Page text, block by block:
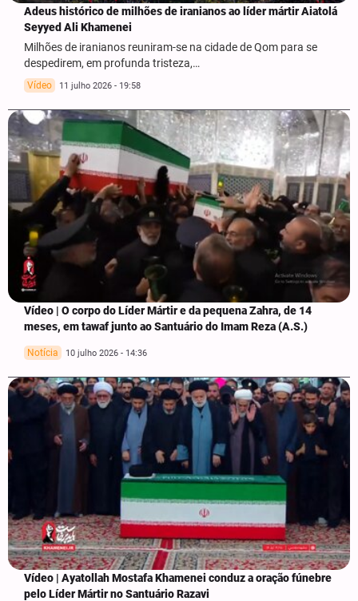
Adeus histórico de milhões de iranianos ao líder mártir Aiatolá
Seyyed Ali Khamenei
Milhões de iranianos reuniram-se na cidade de Qom para se
despedirem, em profunda tristeza,…
Vídeo 11 julho 2026 - 19:58
Vídeo | O corpo do Líder Mártir e da pequena Zahra, de 14
meses, em tawaf junto ao Santuário do Imam Reza (A.S.)
Notícia 10 julho 2026 - 14:36
Vídeo | Ayatollah Mostafa Khamenei conduz a oração fúnebre
pelo Líder Mártir no Santuário Razavi